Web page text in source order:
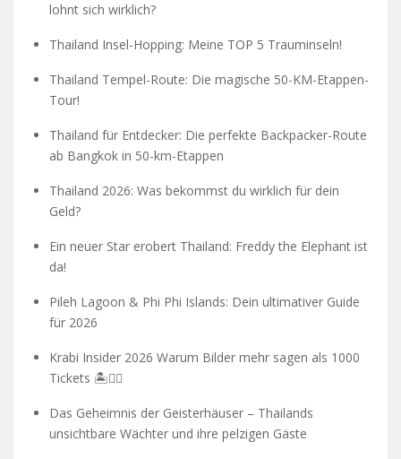
lohnt sich wirklich?
Thailand Insel-Hopping: Meine TOP 5 Trauminseln!
Thailand Tempel-Route: Die magische 50-KM-Etappen-
Tour!
Thailand für Entdecker: Die perfekte Backpacker-Route
ab Bangkok in 50-km-Etappen
Thailand 2026: Was bekommst du wirklich für dein
Geld?
Ein neuer Star erobert Thailand: Freddy the Elephant ist
da!
Pileh Lagoon & Phi Phi Islands: Dein ultimativer Guide
für 2026
Krabi Insider 2026 Warum Bilder mehr sagen als 1000
Tickets 🏝️🧗‍♂️
Das Geheimnis der Geisterhäuser – Thailands
unsichtbare Wächter und ihre pelzigen Gäste